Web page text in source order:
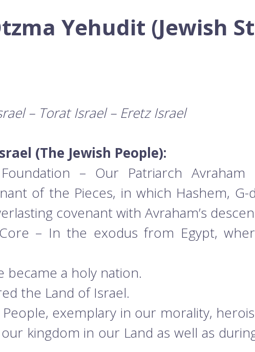
Yehudit (Jewish
– Torat Israel – Eretz Israel
(The Jewish People):
– Our Patriarch
of the Pieces, in which Hashem,
covenant with Avraham’s
– In the exodus from Egypt,
became a holy nation.
the Land of Israel.
exemplary in our morality,
kingdom in our Land as well as